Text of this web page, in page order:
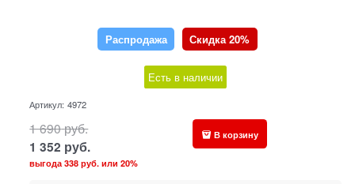
Распродажа Скидка 20%
Есть в наличии
Артикул: 4972
1 690руб.
1 352 руб.
выгода338 руб. или20%
В корзину